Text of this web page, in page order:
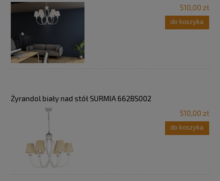
510,00 zł
do koszyka
Żyrandol biały nad stół SURMIA 662BS002
510,00 zł
do koszyka